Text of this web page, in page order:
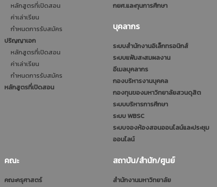
หลักสูตรที่เปิดสอน
ค่าเล่าเรียน
กำหนดการรับสมัคร
ปริญญาเอก
หลักสูตรที่เปิดสอน
ค่าเล่าเรียน
กำหนดการรับสมัคร
หลักสูตรที่เปิดสอน
กยศ.และทุนการศึกษา
บุคลากร
ระบบสำนักงานอิเล็กทรอนิกส์
ระบบแฟ้มสะสมผลงาน
อีเมลบุคลากร
กองบริหารงานบุคคล
กองทุนของมหาวิทยาลัยสวนดุสิต
ระบบบริหารการศึกษา
ระบบ WBSC
ระบบจองห้องสอนออนไลน์และประชุม
ออนไลน์
คณะ
คณะครุศาสตร์
สถาบัน/สำนัก/ศูนย์
สำนักงานมหาวิทยาลัย